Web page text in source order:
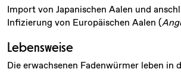
Import von Japanischen Aalen und
Infizierung von Europäischen Aalen (
Lebensweise
Die erwachsenen Fadenwürmer leben in